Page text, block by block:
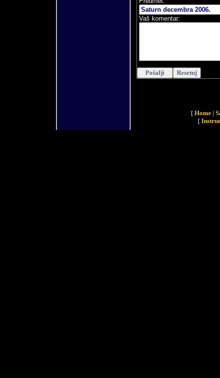
Vaš komentar:
[ Home|
[